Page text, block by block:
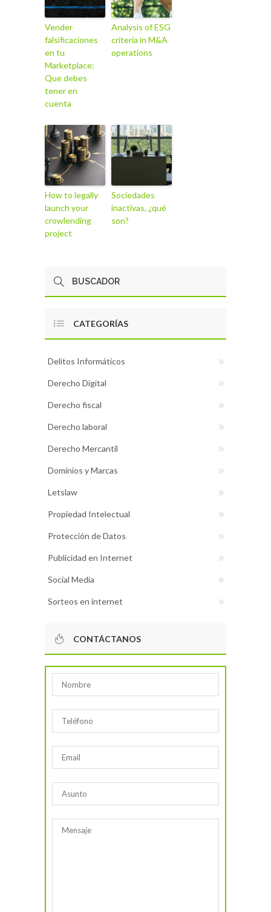
Vender
falsificaciones
en tu
Marketplace:
Que debes
tener en
cuenta
Analysis of ESG
criteria in M&A
operations
How to legally
launch your
crowlending
project
Sociedades
inactivas, ¿qué
son?
CATEGORÍAS
Delitos Informáticos
Derecho Digital
Derecho fiscal
Derecho laboral
Derecho Mercantil
Dominios y Marcas
Letslaw
Propiedad Intelectual
Protección de Datos
Publicidad en Internet
Social Media
Sorteos en internet
CONTÁCTANOS